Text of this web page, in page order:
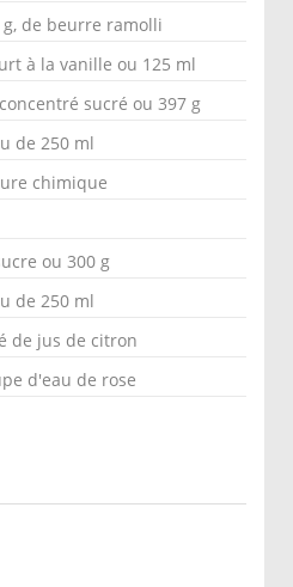
de beurre ramolli
à la vanille ou 125 ml
sucré ou 397 g
de 250 ml
chimique
ou 300 g
de 250 ml
de jus de citron
d'eau de rose